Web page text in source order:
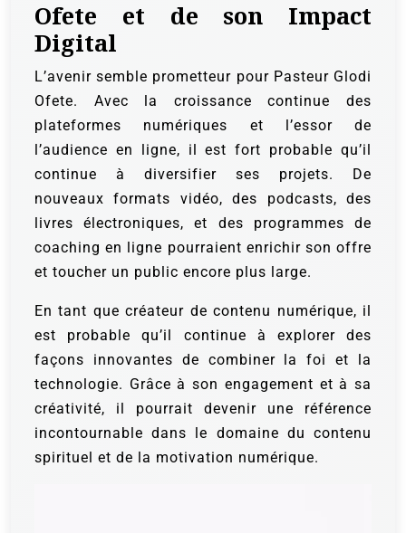
Ofete et de son Impact
Digital
L’avenir semble prometteur pour Pasteur Glodi
Ofete. Avec la croissance continue des
plateformes numériques et l’essor de
l’audience en ligne, il est fort probable qu’il
continue à diversifier ses projets. De
nouveaux formats vidéo, des podcasts, des
livres électroniques, et des programmes de
coaching en ligne pourraient enrichir son offre
et toucher un public encore plus large.
En tant que créateur de contenu numérique, il
est probable qu’il continue à explorer des
façons innovantes de combiner la foi et la
technologie. Grâce à son engagement et à sa
créativité, il pourrait devenir une référence
incontournable dans le domaine du contenu
spirituel et de la motivation numérique.